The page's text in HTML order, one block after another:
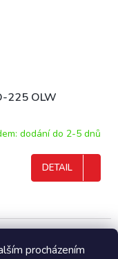
procházením
225 OLW
dodání do 2-5 dnů
DETAIL